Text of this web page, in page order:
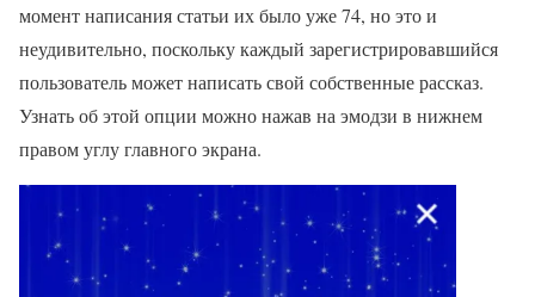
момент написания статьи их было уже 74, но это и
неудивительно, поскольку каждый зарегистрировавшийся
пользователь может написать свой собственные рассказ.
Узнать об этой опции можно нажав на эмодзи в нижнем
правом углу главного экрана.